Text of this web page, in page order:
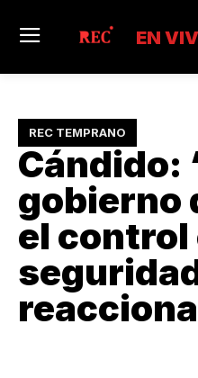
EN
REC TEMPRANO
Cándido:
gobierno
el control